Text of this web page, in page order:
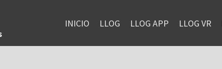
INICIO LLOG LLOG APP LLOG VR